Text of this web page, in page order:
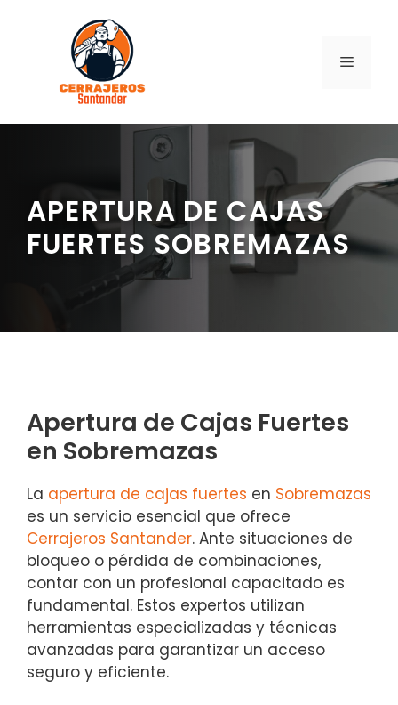
contenido
MENÚ
APERTURA DE CAJAS
FUERTES SOBREMAZAS
Apertura de Cajas Fuertes
en Sobremazas
La apertura de cajas fuertes en Sobremazas
es un servicio esencial que ofrece
Cerrajeros Santander. Ante situaciones de
bloqueo o pérdida de combinaciones,
contar con un profesional capacitado es
fundamental. Estos expertos utilizan
herramientas especializadas y técnicas
avanzadas para garantizar un acceso
seguro y eficiente.